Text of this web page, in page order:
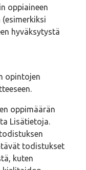
oppiaineen
hyväksytystä
opintojen
oppimäärän
Lisätietoja.
todistukset
kuten